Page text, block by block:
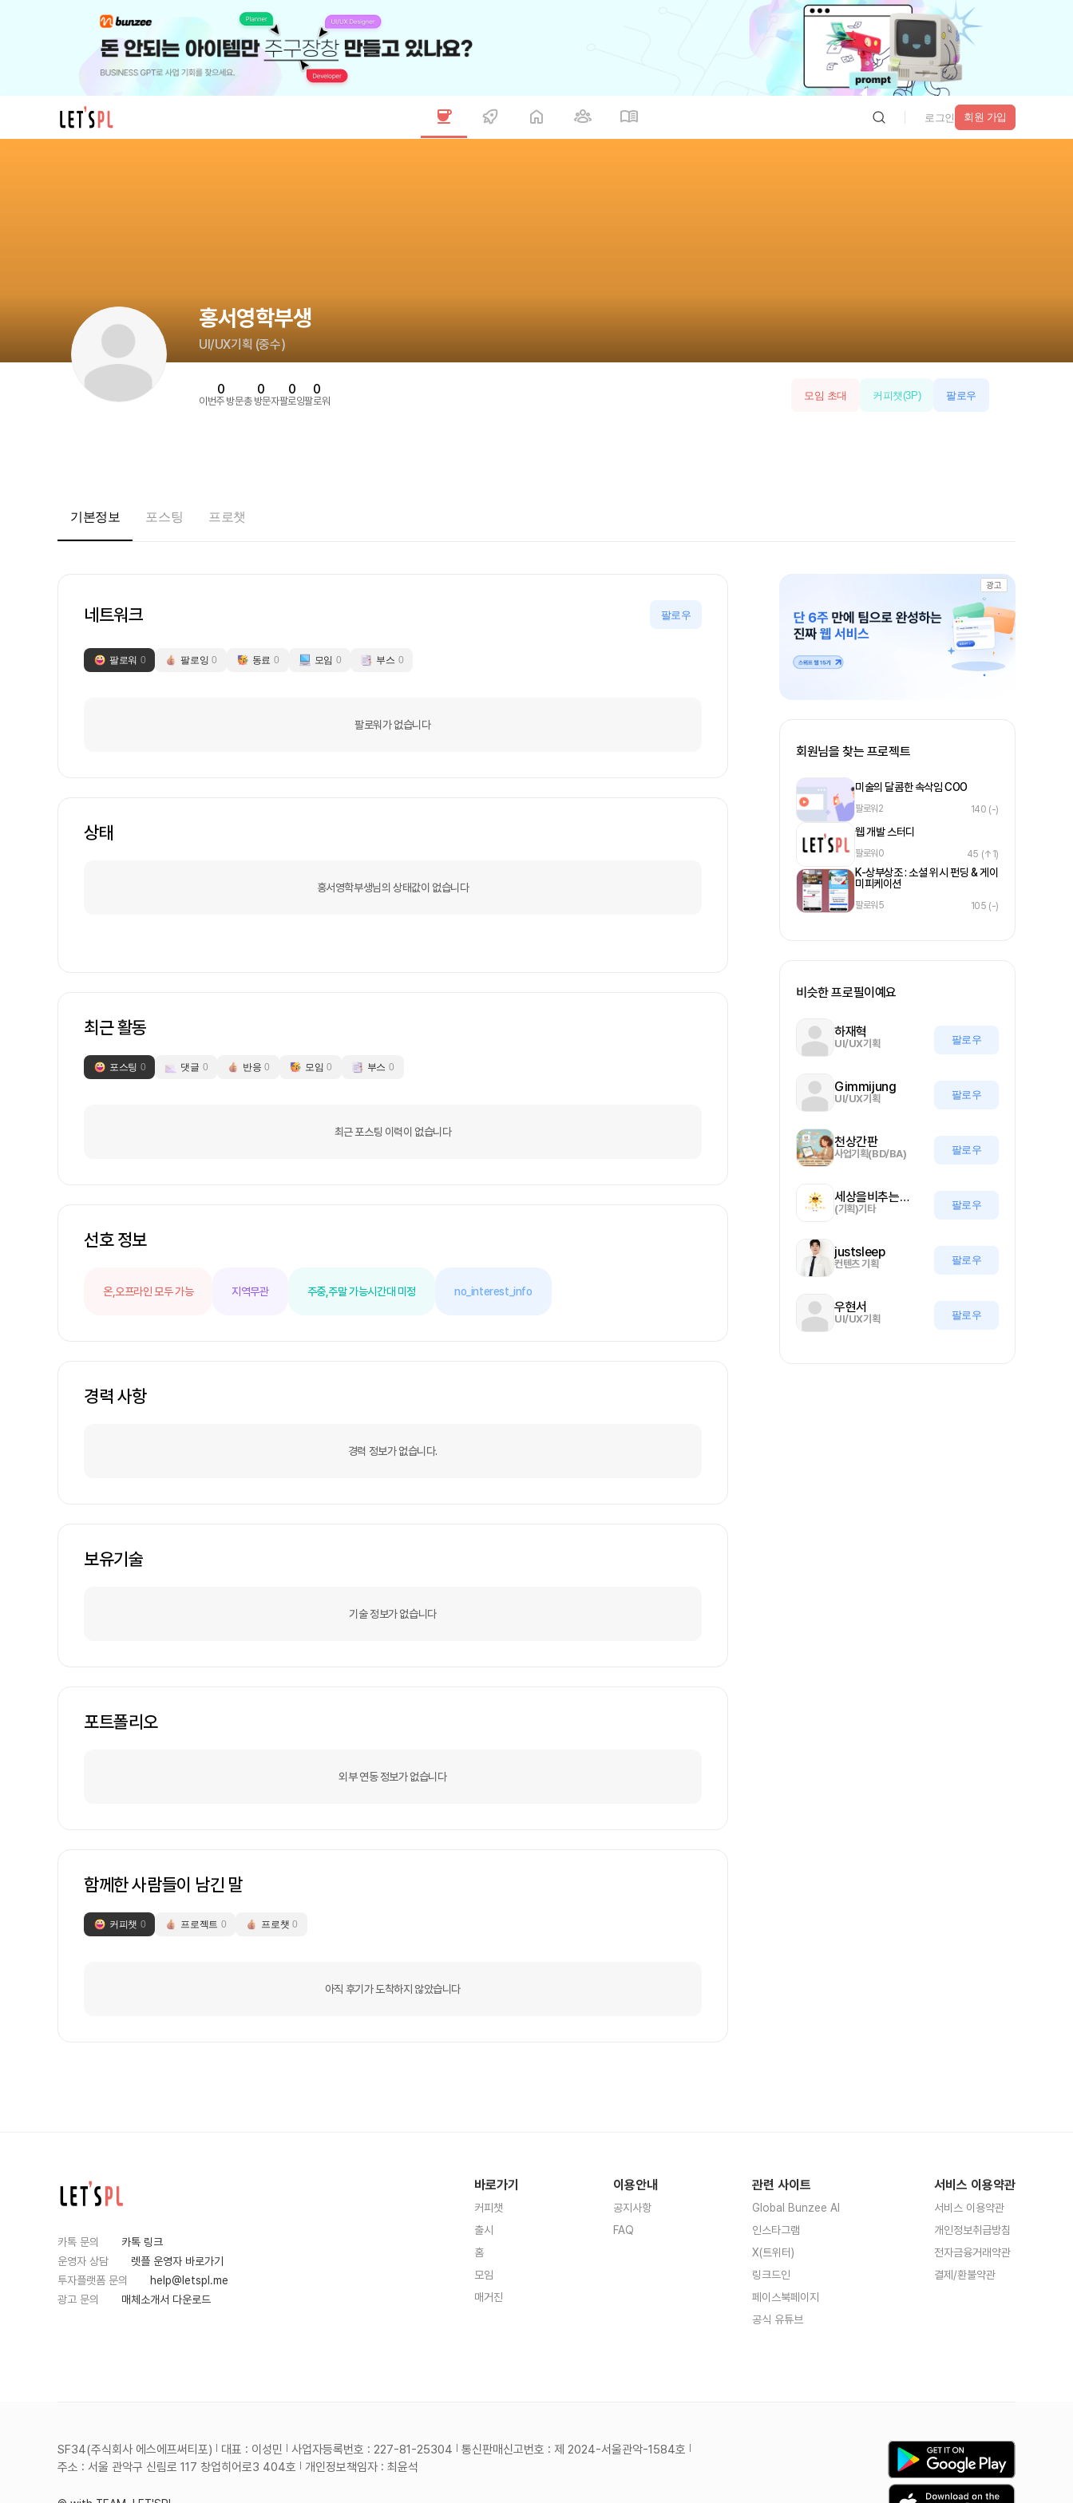
로그인 회원 가입
홍서영학부생
UI/UX기획 (중수)
이번주 방문
0
총 방문자
0
팔로잉
0
팔로워
0 모임 초대 커피챗(3P) 팔로우
기본정보 포스팅 프로챗
네트워크 팔로우
팔로워 0 팔로잉 0 동료 0 모임 0 부스 0
팔로워가 없습니다
상태
홍서영학부생님의 상태값이 없습니다
최근 활동
포스팅 0 댓글 0 반응 0 모임 0 부스 0
최근 포스팅 이력이 없습니다
선호 정보
온,오프라인 모두 가능 지역무관 주중,주말 가능시간대 미정 no_interest_info
경력 사항
경력 정보가 없습니다.
보유기술
기술 정보가 없습니다
포트폴리오
외부 연동 정보가 없습니다
함께한 사람들이 남긴 말
커피챗 0 프로젝트 0 프로챗 0
아직 후기가 도착하지 않았습니다
광고
회원님을 찾는 프로젝트
미술의 달콤한 속삭임 COO
팔로워2 140 (-)
웹 개발 스터디
팔로워0 45 (↑1)
K-상부상조 : 소셜 위시 펀딩 & 게이
미피케이션
팔로워5 105 (-)
비슷한 프로필이예요
하재혁
UI/UX기획 팔로우
Gimmijung
UI/UX기획 팔로우
천상간판
사업기획(BD/BA) 팔로우
세상을비추는올기자
(기획)기타 팔로우
justsleep
컨텐츠 기획 팔로우
우현서
UI/UX기획 팔로우
카톡 문의
카톡 링크
운영자 상담
렛플 운영자 바로가기
투자플랫폼 문의
help@letspl.me
광고 문의
매체소개서 다운로드
바로가기
커피챗
출시
홈
모임
매거진
이용안내
공지사항
FAQ
관련 사이트
Global Bunzee AI
인스타그램
X(트위터)
링크드인
페이스북페이지
공식 유튜브
서비스 이용약관
서비스 이용약관
개인정보취급방침
전자금융거래약관
결제/환불약관
SF34(주식회사 에스에프써티포) 대표 : 이성민 사업자등록번호 : 227-81-25304
통신판매신고번호 : 제 2024-서울관악-1584호
주소 : 서울 관악구 신림로 117 창업히어로3 404호
개인정보책임자 : 최윤석